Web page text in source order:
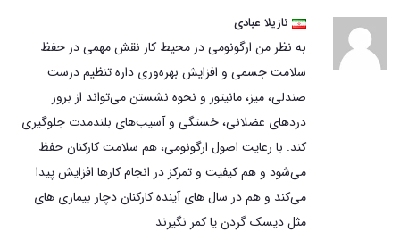
نازیلا عبادی
به نظر من ارگونومی در محیط کار نقش مهمی در حفظ
سلامت جسمی و افزایش بهره‌وری داره تنظیم درست
صندلی، میز، مانیتور و نحوه نشستن می‌تواند از بروز
دردهای عضلانی، خستگی و آسیب‌های بلندمدت جلوگیری
کند. با رعایت اصول ارگونومی، هم سلامت کارکنان حفظ
می‌شود و هم کیفیت و تمرکز در انجام کارها افزایش پیدا
می‌کند و هم در سال های آینده کارکنان دچار بیماری های
مثل دیسک گردن یا کمر نگیرند